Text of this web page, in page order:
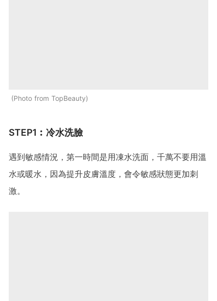
Photo from TopBeauty
STEP1︰冷水洗臉
遇到敏感情況，第一時間是用凍水洗面，千萬不要用溫
水或暖水，因為提升皮膚溫度，會令敏感狀態更加刺
激。